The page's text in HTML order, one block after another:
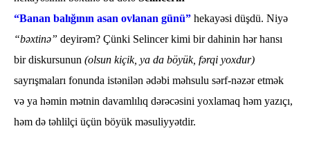
“Banan balığının asan ovlanan günü” hekayəsi düşdü. Niyə
“bəxtinə” deyirəm? Çünki Selincer kimi bir dahinin hər hansı
bir diskursunun (olsun kiçik, ya da böyük, fərqi yoxdur)
sayrışmaları fonunda istənilən ədəbi məhsulu sərf-nəzər etmək
və ya həmin mətnin davamlılıq dərəcəsini yoxlamaq həm yazıçı,
həm də təhlilçi üçün böyük məsuliyyətdir.